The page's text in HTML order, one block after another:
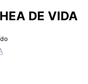
DE VIDA